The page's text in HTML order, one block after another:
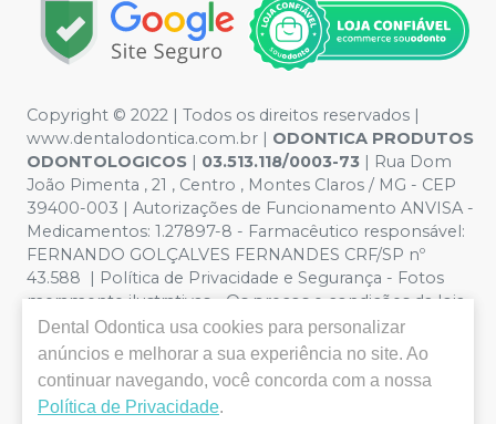
Copyright © 2022 | Todos os direitos reservados |
www.dentalodontica.com.br | ODONTICA PRODUTOS
ODONTOLOGICOS
03.513.118/0003-73 | Rua Dom
João Pimenta , 21 , Centro , Montes Claros / MG - CEP
39400-003 | Autorizações de Funcionamento ANVISA -
Medicamentos: 1.27897-8 - Farmacêutico responsável:
FERNANDO GOLÇALVES FERNANDES CRF/SP nº
43.588 | Política de Privacidade e Segurança - Fotos
meramente ilustrativas - Os preços e condições da loja
virtual estão sujeitos a alterações. Em caso de
divergência de preços no site, o valor válido é o do
Carrinho de Compra. Não vendemos por atacado, por
isso nos reservamos o direito de não atender compras
de grandes volumes pelo site.
Dental Odontica usa cookies para personalizar
anúncios e melhorar a sua experiência no site. Ao
continuar navegando, você concorda com a nossa
Política de Privacidade.